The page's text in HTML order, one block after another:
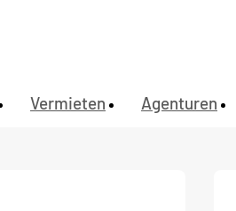
Vermieten Agenturen